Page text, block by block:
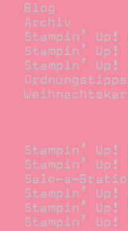
Blog
Archiv
Stampin’
Stampin’
Stampin’
Ordnungstipps
Stampin’ Up!
Stampin’ Up!
Sale-a-
Stampin’
Stampin’ Up!
Stampin’